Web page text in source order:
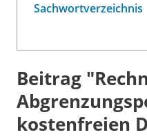
Sachwortverzeichnis
Beitrag
kostenfreien